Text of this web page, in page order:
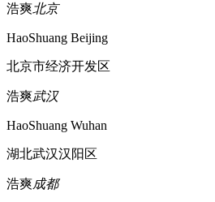
浩爽北京
HaoShuang Beijing
北京市经济开发区
浩爽武汉
HaoShuang Wuhan
湖北武汉汉阳区
浩爽成都